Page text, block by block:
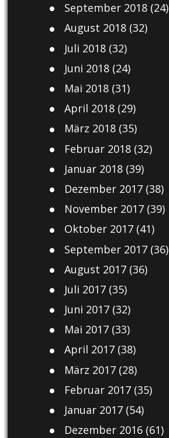
September 2018(24)
August 2018(32)
Juli 2018(32)
Juni 2018(24)
Mai 2018(31)
April 2018(29)
März 2018(35)
Februar 2018(32)
Januar 2018(39)
Dezember 2017(38)
November 2017(39)
Oktober 2017(41)
September 2017(36)
August 2017(36)
Juli 2017(35)
Juni 2017(32)
Mai 2017(33)
April 2017(38)
März 2017(28)
Februar 2017(35)
Januar 2017(54)
Dezember 2016(61)